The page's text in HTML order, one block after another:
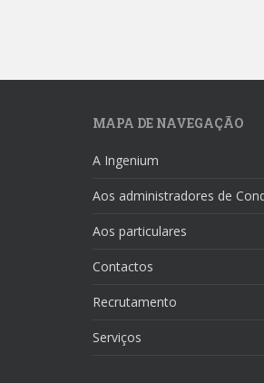
MAPA DE NAVEGAÇÃO
A Ingenium
Aos administradores de
Aos particulares
Contactos
Recrutamento
Serviços